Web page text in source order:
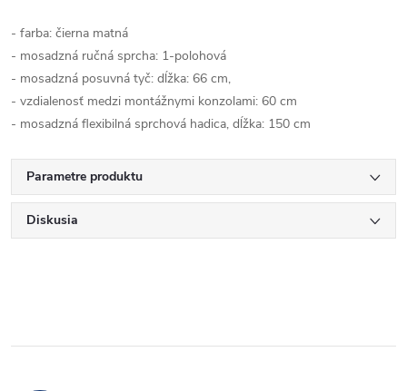
- farba: čierna matná
- mosadzná ručná sprcha: 1-polohová
- mosadzná posuvná tyč: dĺžka: 66 cm,
- vzdialenosť medzi montážnymi konzolami: 60 cm
- mosadzná flexibilná sprchová hadica, dĺžka: 150 cm
Parametre produktu
Diskusia